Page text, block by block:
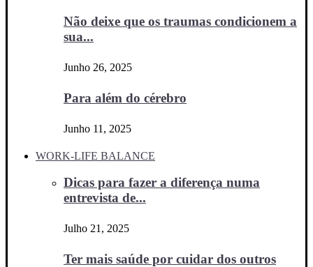
Não deixe que os traumas condicionem a
sua...
Junho 26, 2025
Para além do cérebro
Junho 11, 2025
WORK-LIFE BALANCE
Dicas para fazer a diferença numa
entrevista de...
Julho 21, 2025
Ter mais saúde por cuidar dos outros